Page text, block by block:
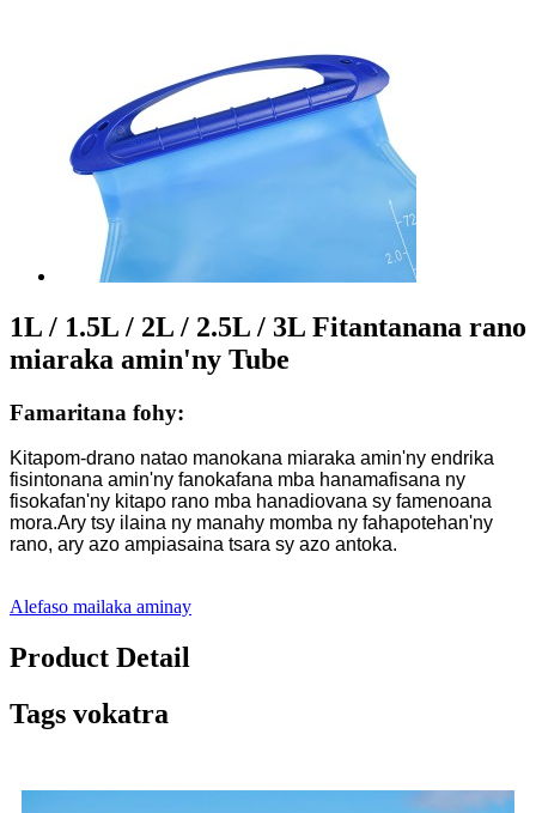
1L / 1.5L / 2L / 2.5L / 3L Fitantanana rano
miaraka amin'ny Tube
Famaritana fohy:
Kitapom-drano natao manokana miaraka amin'ny endrika
fisintonana amin'ny fanokafana mba hanamafisana ny
fisokafan'ny kitapo rano mba hanadiovana sy famenoana
mora.Ary tsy ilaina ny manahy momba ny fahapotehan'ny
rano, ary azo ampiasaina tsara sy azo antoka.
Alefaso mailaka aminay
Product Detail
Tags vokatra